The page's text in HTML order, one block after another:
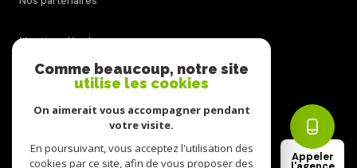
Appeler
mentions légales
cookies
Comme beaucoup, notre site
utilise les cookies
On aimerait vous accompagner pendant
votre visite.
En poursuivant, vous acceptez l'utilisation des
cookies par ce site, afin de vous proposer des